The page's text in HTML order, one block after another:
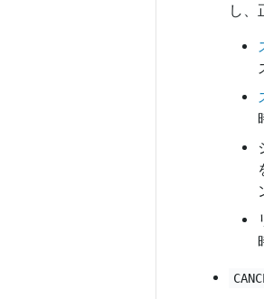
し、